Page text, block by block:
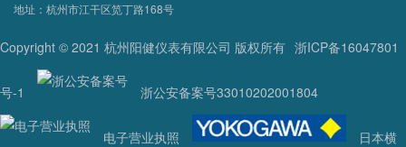
地址：杭州市江干区笕丁路168号
Copyright © 2021 杭州阳健仪表有限公司 版权所有 浙ICP备16047801
号-1 浙公安备案号33010202001804
电子营业执照 日本横